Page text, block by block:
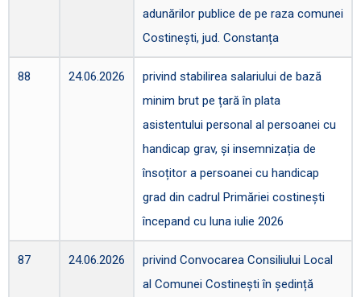
adunărilor publice de pe raza comunei
Costinești, jud. Constanța
88 24.06.2026
privind stabilirea salariului de bază
minim brut pe țară în plata
asistentului personal al persoanei cu
handicap grav, și insemnizația de
însoțitor a persoanei cu handicap
grad din cadrul Primăriei costinești
începand cu luna iulie 2026
87 24.06.2026
privind Convocarea Consiliului Local
al Comunei Costinești în ședință